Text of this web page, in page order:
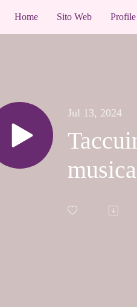
Home Sito Web Profile
Jul 13, 2024